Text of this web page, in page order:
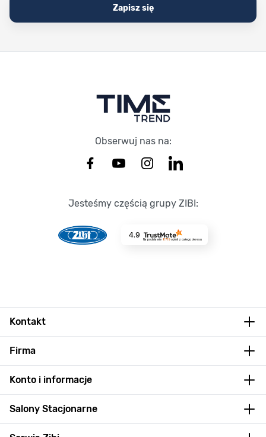
Zapisz się
Obserwuj nas na:
Jesteśmy częścią grupy ZIBI:
4.9
Na podstawie 8719opinii z całego okresu
Kontakt
Firma
Konto i informacje
Salony Stacjonarne